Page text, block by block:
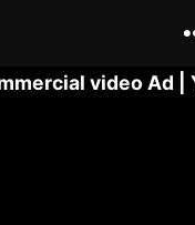
video Ad |